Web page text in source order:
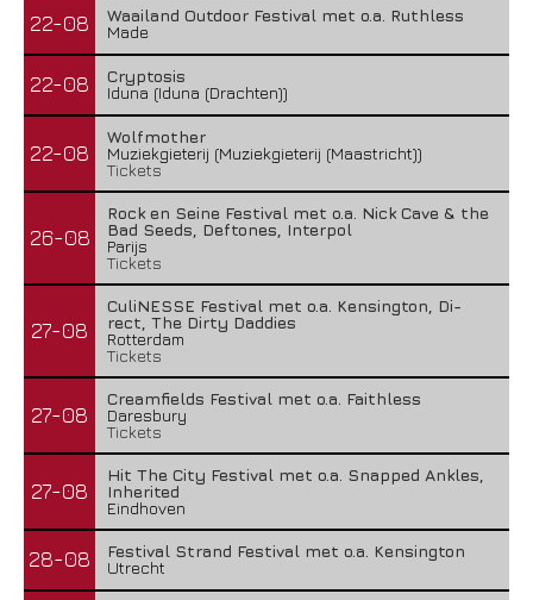
22-08
Waailand Outdoor Festival met o.a. Ruthless
Made
22-08
Cryptosis
Iduna (Iduna (Drachten))
22-08
Wolfmother
Muziekgieterij (Muziekgieterij (Maastricht))
Tickets
26-08
Rock en Seine Festival met o.a. Nick Cave & the
Bad Seeds, Deftones, Interpol
Parijs
Tickets
27-08
CuliNESSE Festival met o.a. Kensington, Di-
rect, The Dirty Daddies
Rotterdam
Tickets
27-08
Creamfields Festival met o.a. Faithless
Daresbury
Tickets
27-08
Hit The City Festival met o.a. Snapped Ankles,
Inherited
Eindhoven
28-08
Festival Strand Festival met o.a. Kensington
Utrecht